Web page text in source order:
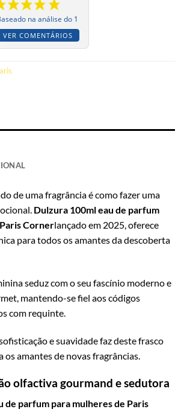
na análise do 1
VER COMENTÁRIOS
de uma fragrância é como fazer uma
Dulzura 100ml eau de parfum
Cornerlançado em 2025, oferece
para todos os amantes da descoberta
seduz com o seu fascínio moderno e
mantendo-se fiel aos códigos
com requinte.
e suavidade faz deste frasco
os amantes de novas fragrâncias.
olfactiva gourmand e sedutora
de parfum para mulheres de Paris